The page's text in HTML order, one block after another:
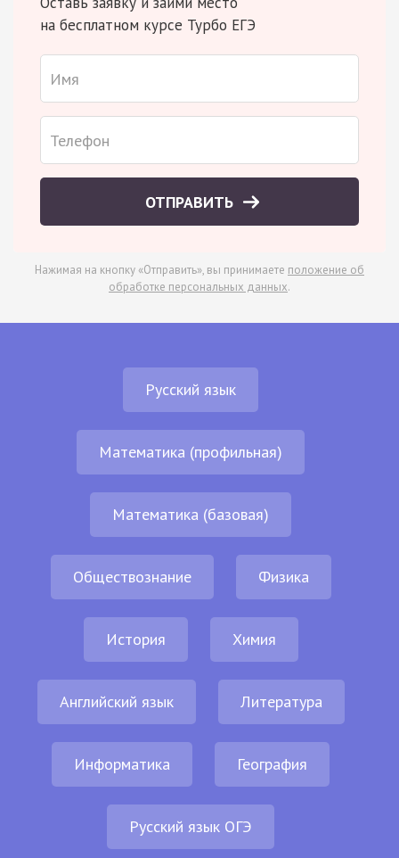
на бесплатном курсе Турбо ЕГЭ
ОТПРАВИТЬ
Нажимая на кнопку «Отправить», вы принимаете положение об
обработке персональных данных.
Русский язык
Математика (профильная)
Математика (базовая)
Обществознание Физика
История Химия
Английский язык Литература
Информатика География
Русский язык ОГЭ